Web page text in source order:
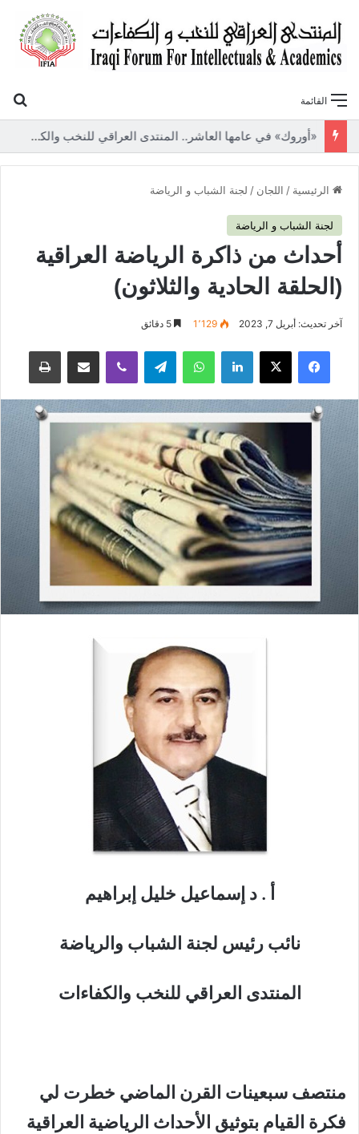
القائمة
«أوروك» في عامها العاشر.. المنتدى العراقي للنخب والكفاءات يصدر عددًا جديدًا ببحوث علمية تعالج قضايا الاقتصاد والطاقة
الرئيسية / اللجان / لجنة الشباب و الرياضة
لجنة الشباب و الرياضة
أحداث من ذاكرة الرياضة العراقية
(الحلقة الحادية والثلاثون)
آخر تحديث: أبريل 7, 2023 1٬129
فيسبوك لينكدإن واتساب
أ . د إسماعيل خليل إبراهيم
نائب رئيس لجنة الشباب والرياضة
المنتدى العراقي للنخب والكفاءات
منتصف سبعينات القرن الماضي خطرت لي
فكرة القيام بتوثيق الأحداث الرياضية العراقية